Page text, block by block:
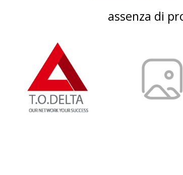
assenza di